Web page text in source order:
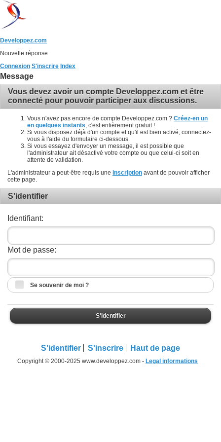
Developpez.com
Nouvelle réponse
Connexion S'inscrire Index
Message
Vous devez avoir un compte Developpez.com et être
connecté pour pouvoir participer aux discussions.
Vous n'avez pas encore de compte Developpez.com ? Créez-en un
en quelques instants , c'est entièrement gratuit !
Si vous disposez déjà d'un compte et qu'il est bien activé, connectez-
vous à l'aide du formulaire ci-dessous.
Si vous essayez d'envoyer un message, il est possible que
l'administrateur ait désactivé votre compte ou que celui-ci soit en
attente de validation.
L'administrateur a peut-être requis une inscription avant de pouvoir afficher
cette page.
S'identifier
Identifiant:
Mot de passe:
Se souvenir de moi ?
S'identifier
S'identifier S'inscrire Haut de page
Copyright © 2000-2025 www.developpez.com - Legal informations